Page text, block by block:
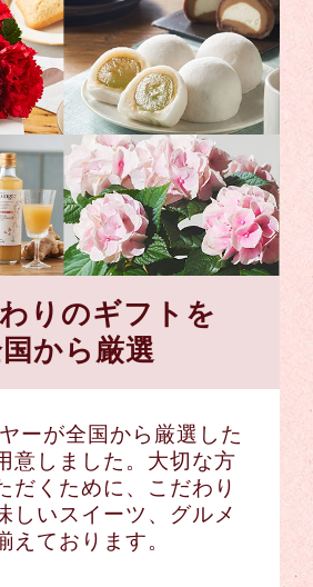
りのギフトを
から厳選
ーが全国から厳選した
意しました。大切な方
だくために、こだわり
しいスイーツ、グルメ
えております。